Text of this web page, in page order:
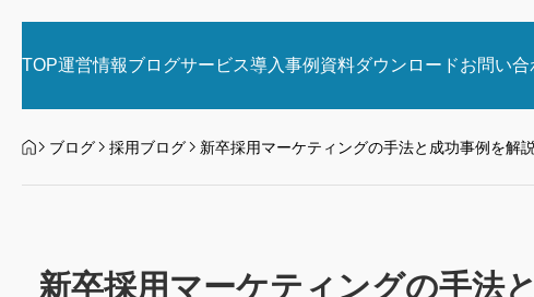
TOP運営情報ブログサービス導入事例 資料ダウンロードお問い合
る新戦略
ち抜く！地方企業が大
HOME
ブログ 採用ブログ 新卒採用マーケティングの手法と成功事例を解
新卒採用マーケティングの手法